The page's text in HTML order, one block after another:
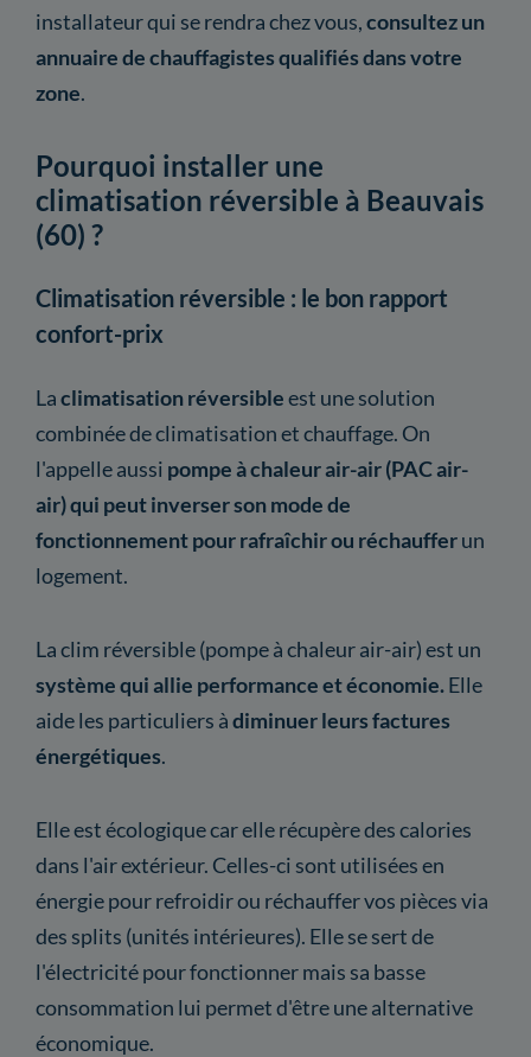
installateur qui se rendra chez vous,consultez un
annuaire de chauffagistes qualifiés dans votre
zone.
Pourquoi installer une
climatisation réversible à Beauvais
(60) ?
Climatisation réversible : le bon rapport
confort-prix
Laclimatisation réversibleest une solution
combinée de climatisation et chauffage. On
l'appelle aussi pompe à chaleur air-air (PAC air-
air)qui peut inverser son mode de
fonctionnement pour rafraîchir ou réchaufferun
logement.
La clim réversible (pompe à chaleur air-air) est un
système qui allie performance et économie.Elle
aide les particuliers àdiminuer leurs factures
énergétiques.
Elle est écologique car elle récupère des calories
dans l'air extérieur. Celles-ci sont utilisées en
énergie pour refroidir ou réchauffer vos pièces via
des splits (unités intérieures). Elle se sert de
l'électricité pour fonctionner mais sa basse
consommation lui permet d'être une alternative
économique.